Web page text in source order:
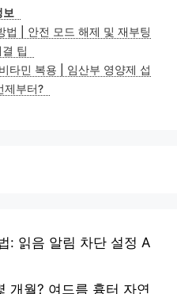
보
법 | 안전 모드 해제 및 재부팅
팁
타민 복용 | 임산부 영양제 섭
제부터?
: 읽음 알림 차단 설정 A
개월? 여드름 흉터 자연